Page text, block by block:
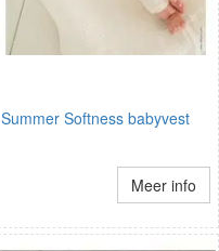
Summer Softness babyvest
Meer info